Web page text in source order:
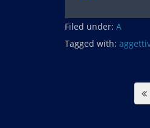
c
e
b
Filed under: A
Tagged with: